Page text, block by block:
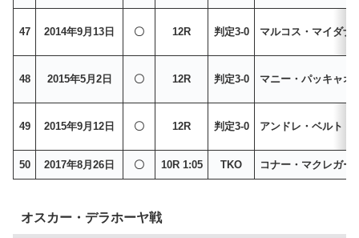
47 2014年9月13日 〇 12R 判定3-0 マルコス・マイダナ
48 2015年5月2日 〇 12R 判定3-0 マニー・パッキャオ
49 2015年9月12日 〇 12R 判定3-0 アンドレ・ベルト
50 2017年8月26日 〇 10R 1:05 TKO コナー・マクレガー
オスカー・デラホーヤ戦